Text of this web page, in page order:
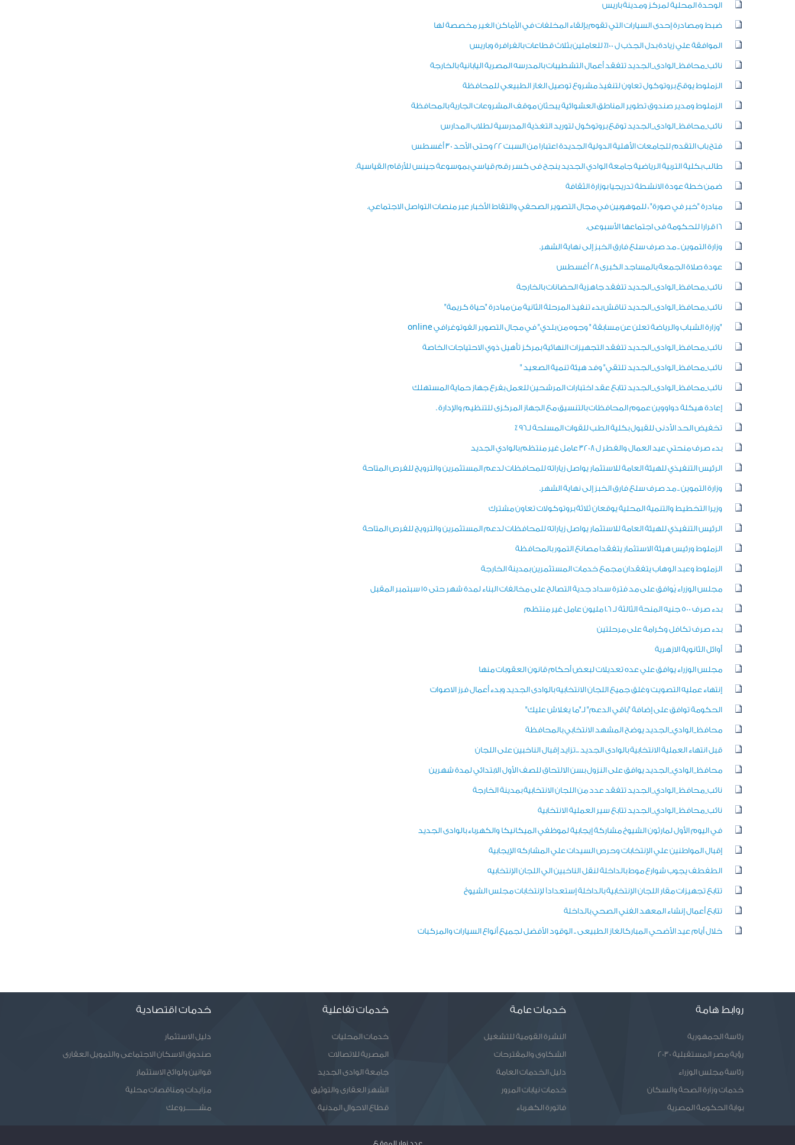
الوحدة المحلية لمركز ومدينة باريس
ضبط ومصادرة إحدى السيارات التي تقوم بإلقاء المخلفات في الأماكن الغير مخصصة لها
الموافقة علي زيادة بدل الجذب ل ١٠٠٪ للعاملين بثلاث قطاعات بالفرافرة وباريس
نائب_محافظ_الوادى_الجديد تتفقد أعمال التشطيبات بالمدرسه المصرية اليابانية بالخارجة
الزملوط يوقع بروتوكول تعاون لتنفيذ مشروع توصيل الغاز الطبيعي للمحافظة
الزملوط ومدير صندوق تطوير المناطق العشوائية يبحثان موقف المشروعات الجارية بالمحافظة
نائب_محافظ_الوادى_الجديد توقع بروتوكول لتوريد التغذية المدرسية لطلاب المدارس
فتح باب التقدم للجامعات الأهلية الدولية الجديدة اعتبارا من السبت 22 وحتى الأحد 30 أغسطس
طالب بكلية التربية الرياضية جامعة الوادي الجديد ينجح فى كسر رقم قياسي بموسوعة جينس للأرقام القياسية.
ضمن خطة عودة الانشطة تدريجيا بوزارة الثقافة
مبادرة "خبر في صورة" ، للموهوبين في مجال التصوير الصحفي والتقاط الأخبار عبر منصات التواصل الاجتماعي.
16 قرارا للحكومة فى اجتماعها الأسبوعى.
وزارة التموين .. مد صرف سلع فارق الخبز إلى نهاية الشهر.
عودة صلاة الجمعة بالمساجد الكبرى 28 أغسطس
نائب_محافظ_الوادى_الجديد تتفقد جاهزية الحضانات بالخارجة
نائب_محافظ_الوادى_الجديد تناقش بدء تنفيذ المرحلة الثانية من مبادرة "حياة كريمة"
"وزارة الشباب والرياضة تعلن عن مسابقة " وجوه من بلدي" في مجال التصوير الفوتوغرافي online
نائب_محافظ_الوادى_الجديد تتفقد التجهيزات النهائية بمركز تأهيل ذوي الاحتياجات الخاصة
نائب_محافظ_الوادى_الجديد تلتقي" وفد هيئة تنمية الصعيد "
نائب_محافظ_الوادى_الجديد تتابع عقد اختبارات المرشحين للعمل بفرع جهاز حماية المستهلك
إعادة هيكلة دواووين عموم المحافظات بالتنسيق مع الجهاز المركزى للتنظيم والإدارة .
تخفيض الحد الأدنى للقبول بكلية الطب للقوات المسلحة لـ96 ٪؜
بدء صرف منحتي عيد العمال والفطر ل ٣٢٠٨ عامل غير منتظم بالوادي الجديد
الرئيس التنفيذي للهيئة العامة للاستثمار يواصل زياراته للمحافظات لدعم المستثمرين والترويج للفرص المتاحة
وزارة التموين .. مد صرف سلع فارق الخبز إلى نهاية الشهر.
وزيرا التخطيط والتنمية المحلية يوقعان ثلاثة بروتوكولات تعاون مشترك
الرئيس التنفيذي للهيئة العامة للاستثمار يواصل زياراته للمحافظات لدعم المستثمرين والترويج للفرص المتاحة
الزملوط ورئيس هيئة الاستثمار يتفقدا مصانع التمور بالمحافظة
الزملوط وعبد الوهاب يتفقدان مجمع خدمات المستثمرين بمدينة الخارجة
مجلس الوزراء يُوافق على مد فترة سداد جدية التصالح على مخالفات البناء لمدة شهر حتى 15 سبتمبر المقبل
بدء صرف 500 جنيه المنحة الثالثة لـ 1.6 مليون عامل غير منتظم
بدء صرف تكافل وكرامة على مرحلتين
أوائل الثانوية الازهرية
مجلس الوزراء يوافق علي عده تعديلات لبعض أحكام قانون العقوبات منها
إنتهاء عمليه التصويت وغلق جميع اللجان الانتخابيه بالوادى الجديد وبدء أعمال فرز الاصوات
الحكومة توافق على إضافة "باقي الدعم" لـ"ما يغلاش عليك"
محافظ_الوادي_الجديد يوضح المشهد الانتخابي بالمحافظة
قبل انتهاء العملية الانتخابية بالوادى الجديد ...تزايد إقبال الناخبين على اللجان
محافظ_الوادي_الجديد يوافق على النزول بسن الالتحاق للصف الأول الابتدائي لمدة شهرين
نائب_محافظ_الوادي_الجديد تتفقد عدد من اللجان الانتخابية بمدينة الخارجة
نائب_محافظ_الوادي_الجديد تتابع سير العملية الانتخابية
في اليوم الأول لمارثون الشيوخ مشاركة إيجابية لموظفي الميكانيكا والكهرباء بالوادى الجديد
إقبال المواطنين علي الإنتخابات وحرص السيدات علي المشاركه الإيجابية
الطفطف يجوب شوارع موط بالداخلة لنقل الناخبين الي اللجان الإنتخابيه
تتابع تجهيزات مقار اللجان الإنتخابية بالداخلة إستعداداََ لإنتخابات مجلس الشيوخ
تتابع أعمال إنشاء المعهد الفني الصحي بالداخلة
خلال أيام عيد الأضحي المباركالغاز الطبيعى .. الوقود الأفضل لجميع أنواع السيارات والمركبات
روابط هامة
رئاسة الجمهورية
رؤية مصر المستقبلية 2030
رئاسة مجلس الوزراء
خدمات وزارة الصحة والسكان
بوابة الحكومة المصرية
خدمات عامة
النشرة القومية للتشغيل
الشكاوى والمقترحات
دليل الخدمات العامة
خدمات نيابات المرور
فاتورة الكهرباء
خدمات تفاعلية
خدمات المحليات
المصرية للاتصالات
جامعة الوادى الجديد
الشهر العقارى والتوثيق
قطاع الاحوال المدنية
خدمات اقتصادية
دليل الاستثمار
صندوق الاسكان الاجتماعى والتمويل العقارى
قوانين ولوائح الاستثمار
مزايدات ومناقصات محلية
مشـــــــروعك